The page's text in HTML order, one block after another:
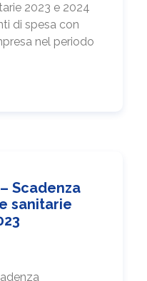
2023 e 2024
di spesa con
nel periodo
Scadenza
sanitarie